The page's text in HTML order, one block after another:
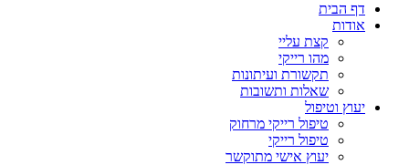
דף הבית
אודות
קצת עליי
מהו רייקי
תקשורת ועיתונות
שאלות ותשובות
יעוץ וטיפול
טיפול רייקי מרחוק
טיפול רייקי
יעוץ אישי מתוקשר